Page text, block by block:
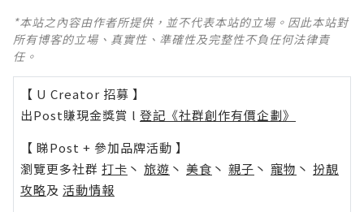
*本站之內容由作者所提供，並不代表本站的立場。因此本站對
所有博客的立場、真實性、準確性及完整性不負任何法律責
任。
【 U Creator 招募 】
出Post賺現金獎賞 l 登記《社群創作有價企劃》
【 睇Post + 參加品牌活動 】
瀏覽更多社群 打卡 丶 旅遊 丶 美食 丶 親子 丶 寵物 丶 扮靚
攻略及 活動情報